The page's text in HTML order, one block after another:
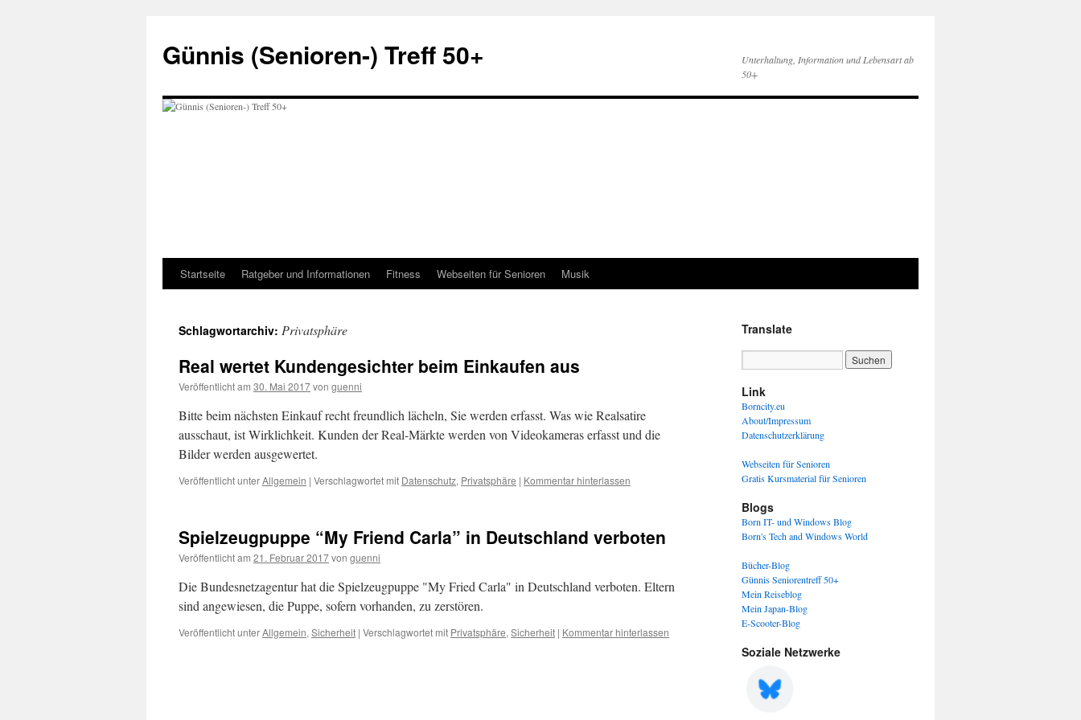
springen
Günnis (Senioren-) Treff 50+
Unterhaltung, Information und Lebensart ab
50+
Startseite Ratgeber und Informationen Fitness Webseiten für Senioren Musik
Schlagwortarchiv: Privatsphäre
Real wertet Kundengesichter beim Einkaufen aus
Veröffentlicht am 30. Mai 2017von guenni
Bitte beim nächsten Einkauf recht freundlich lächeln, Sie werden erfasst. Was wie Realsatire
ausschaut, ist Wirklichkeit. Kunden der Real-Märkte werden von Videokameras erfasst und die
Bilder werden ausgewertet.
Veröffentlicht unterAllgemein | Verschlagwortet mit Datenschutz, Privatsphäre | Kommentar hinterlassen
Spielzeugpuppe “My Friend Carla” in Deutschland verboten
Veröffentlicht am 21. Februar 2017von guenni
Die Bundesnetzagentur hat die Spielzeugpuppe "My Fried Carla" in Deutschland verboten. Eltern
sind angewiesen, die Puppe, sofern vorhanden, zu zerstören.
Veröffentlicht unterAllgemein, Sicherheit | Verschlagwortet mit Privatsphäre, Sicherheit | Kommentar hinterlassen
Translate
Link
Borncity.eu
About/Impressum
Datenschutzerklärung
Webseiten für Senioren
Gratis Kursmaterial für Senioren
Blogs
Born IT- und Windows Blog
Born's Tech and Windows World
Bücher-Blog
Günnis Seniorentreff 50+
Mein Reiseblog
Mein Japan-Blog
E-Scooter-Blog
Soziale Netzwerke